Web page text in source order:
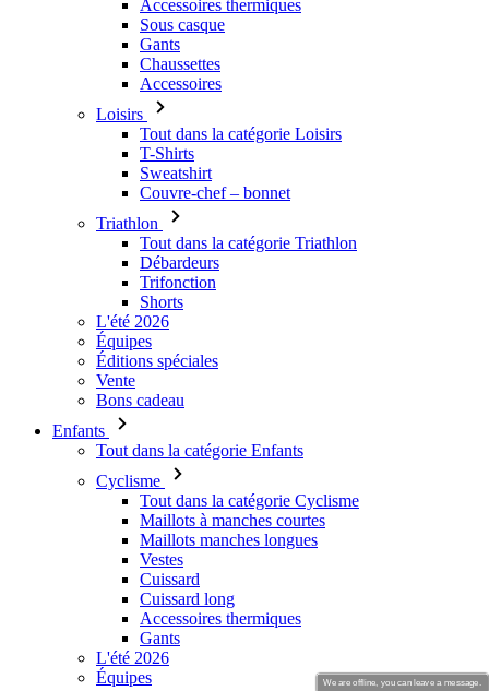
Loisirs
Tout dans la catégorie Loisirs
T-Shirts
Sweatshirt
Couvre-chef – bonnet
Triathlon
Tout dans la catégorie Triathlon
Débardeurs
Trifonction
Shorts
L'été 2026
Équipes
Éditions spéciales
Vente
Bons cadeau
Enfants
Tout dans la catégorie Enfants
Cyclisme
Tout dans la catégorie Cyclisme
Maillots manches longues
Vestes
Cuissard
Cuissard long
Accessoires thermiques
Gants
L'été 2026
Équipes
Vente
Éditions spéciales
Bons cadeau
Design personnalisé
Histoires
We are offline, you can leave a message.